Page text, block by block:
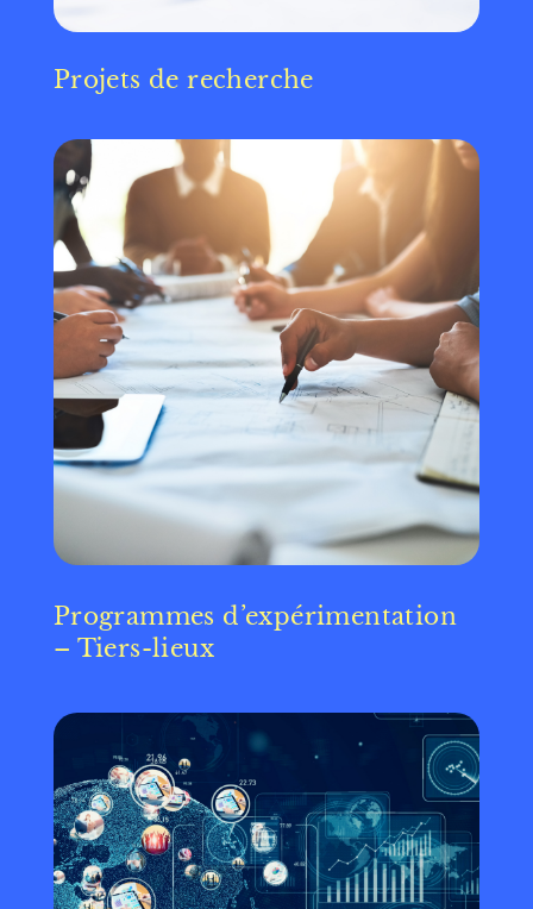
Projets de recherche
Programmes d’expérimentation
– Tiers-lieux